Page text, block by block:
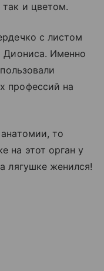
и цветом.
с листом
Диониса. Именно
профессий на
то
на этот орган у
лягушке женился!